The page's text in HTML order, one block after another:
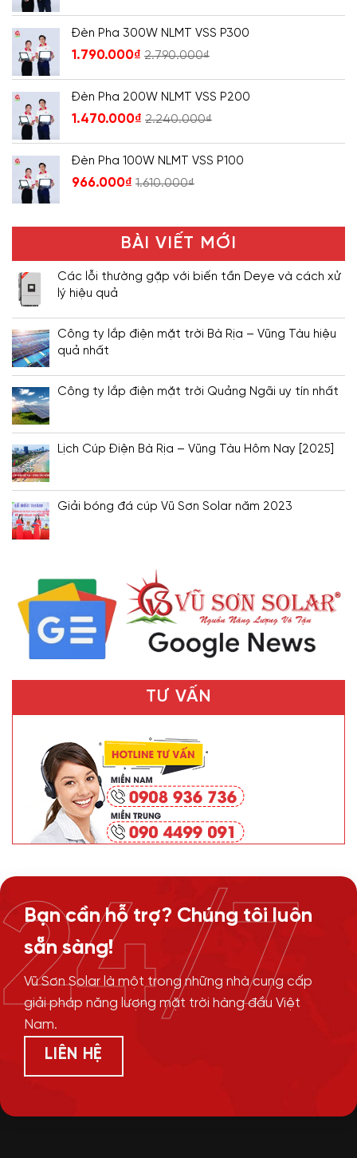
Đèn Pha 300W NLMT VSS P300
1.790.000₫ 2.790.000₫
Đèn Pha 200W NLMT VSS P200
1.470.000₫ 2.240.000₫
Đèn Pha 100W NLMT VSS P100
966.000₫ 1.610.000₫
BÀI VIẾT MỚI
Các lỗi thường gặp với biến tần Deye và cách xử
lý hiệu quả
Công ty lắp điện mặt trời Bà Rịa – Vũng Tàu hiệu
quả nhất
Công ty lắp điện mặt trời Quảng Ngãi uy tín nhất
Lịch Cúp Điện Bà Rịa – Vũng Tàu Hôm Nay [2025]
Giải bóng đá cúp Vũ Sơn Solar năm 2023
TƯ VẤN
Bạn cần hỗ trợ? Chúng tôi luôn
sẵn sàng!
Vũ Sơn Solar là một trong những nhà cung cấp
giải pháp năng lượng mặt trời hàng đầu Việt
Nam.
LIÊN HỆ
24/7